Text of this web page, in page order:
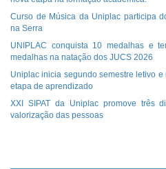
Curso de Música da Uniplac participa
na Serra
UNIPLAC conquista 10 medalhas e
medalhas na natação dos JUCS 2026
Uniplac inicia segundo semestre letivo
etapa de aprendizado
XXI SIPAT da Uniplac promove três
valorização das pessoas